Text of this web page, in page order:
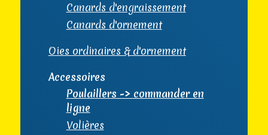
Canards d'engraissement
Canards d'ornement
Oies ordinaires & d'ornement
Accessoires
Poulaillers -> commander en
ligne
Volières